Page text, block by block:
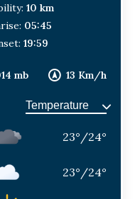
mb 13 Km/h
10 km
05:45
19:59
23° /24°
23° /24°